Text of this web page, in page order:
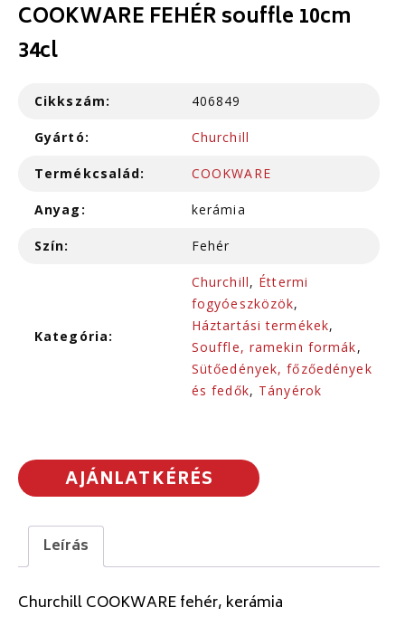
COOKWARE FEHÉR souffle 10cm
34cl
Cikkszám: 406849
Gyártó: Churchill
Termékcsalád: COOKWARE
Anyag: kerámia
Szín: Fehér
Kategória:
Churchill, Éttermi
fogyóeszközök,
Háztartási termékek,
Souffle, ramekin formák,
Sütőedények, főzőedények
és fedők, Tányérok
AJÁNLATKÉRÉS
Leírás
Churchill COOKWARE fehér, kerámia